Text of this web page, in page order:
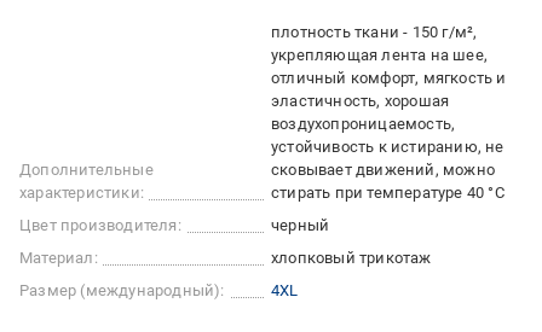
Дополнительные
характеристики:
плотность ткани - 150 г/м²,
укрепляющая лента на шее,
отличный комфорт, мягкость и
эластичность, хорошая
воздухопроницаемость,
устойчивость к истиранию, не
сковывает движений, можно
стирать при температуре 40 °C
Цвет производителя:
черный
Материал:
хлопковый трикотаж
Размер (международный):
4XL